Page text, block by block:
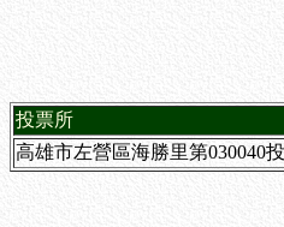
投票所
高雄市左營區海勝里第030040